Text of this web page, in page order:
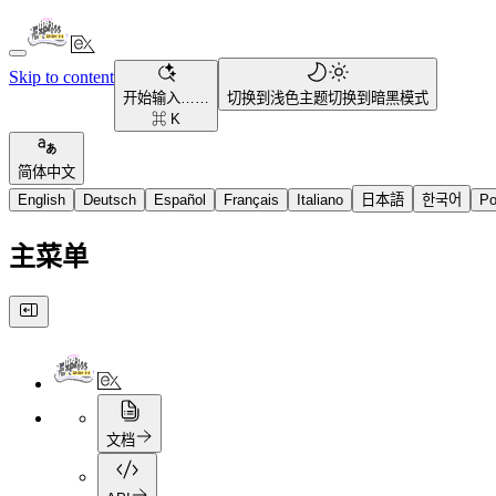
Skip to content
开始输入……
⌘ K
切换到浅色主题切换到暗黑模式
简体中文
English
Deutsch Español Français Italiano 日本語 한국어
主菜单
文档